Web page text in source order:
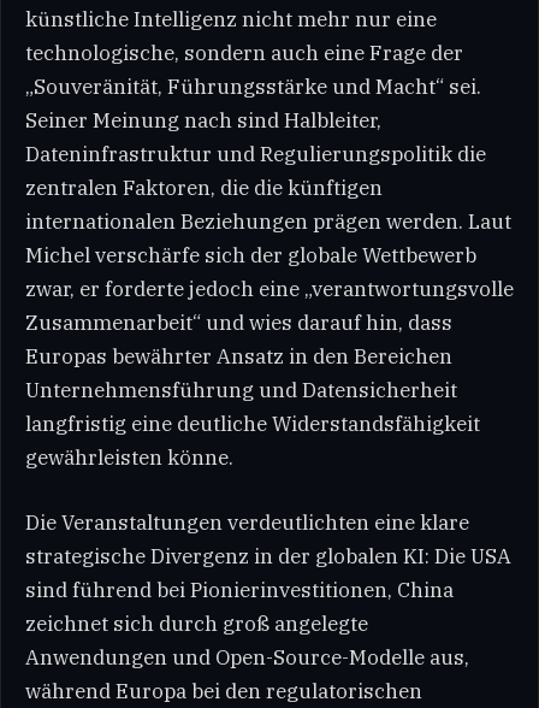
künstliche Intelligenz nicht mehr nur eine
technologische, sondern auch eine Frage der
„Souveränität, Führungsstärke und Macht“ sei.
Seiner Meinung nach sind Halbleiter,
Dateninfrastruktur und Regulierungspolitik die
zentralen Faktoren, die die künftigen
internationalen Beziehungen prägen werden. Laut
Michel verschärfe sich der globale Wettbewerb
zwar, er forderte jedoch eine „verantwortungsvolle
Zusammenarbeit“ und wies darauf hin, dass
Europas bewährter Ansatz in den Bereichen
Unternehmensführung und Datensicherheit
langfristig eine deutliche Widerstandsfähigkeit
gewährleisten könne.
Die Veranstaltungen verdeutlichten eine klare
strategische Divergenz in der globalen KI: Die USA
sind führend bei Pionierinvestitionen, China
zeichnet sich durch groß angelegte
Anwendungen und Open-Source-Modelle aus,
während Europa bei den regulatorischen